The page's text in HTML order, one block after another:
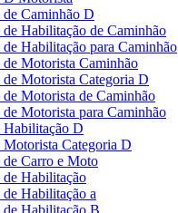
de Caminhão D
de Habilitação de Caminhão
de Habilitação para Caminhão
de Motorista Caminhão
de Motorista Categoria D
de Motorista de Caminhão
de Motorista para Caminhão
Habilitação D
Motorista Categoria D
de Carro e Moto
de Habilitação
de Habilitação a